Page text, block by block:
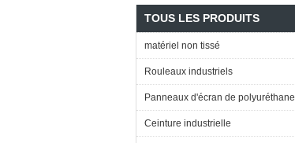
TOUS LES PRODUITS
matériel non tissé
Rouleaux industriels
Panneaux d'écran de polyuréthane
Ceinture industrielle